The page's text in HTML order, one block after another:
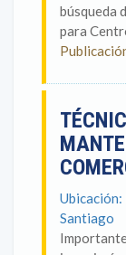
búsqueda
para
Santiago